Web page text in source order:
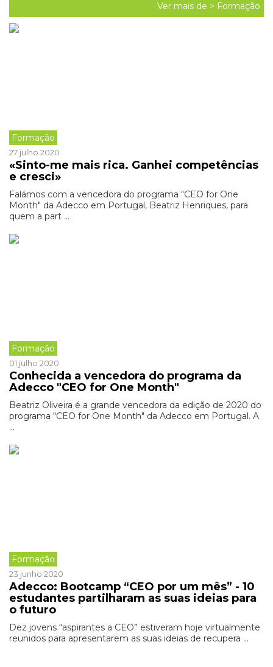
Ver mais de > Formação
Formação
27 julho 2020
«Sinto-me mais rica. Ganhei competências
e cresci»
Falámos com a vencedora do programa "CEO for One
Month" da Adecco em Portugal, Beatriz Henriques, para
quem a part ...
Formação
01 julho 2020
Conhecida a vencedora do programa da
Adecco "CEO for One Month"
Beatriz Oliveira é a grande vencedora da edição de 2020 do
programa "CEO for One Month" da Adecco em Portugal. A
...
Formação
23 junho 2020
Adecco: Bootcamp “CEO por um mês” - 10
estudantes partilharam as suas ideias para
o futuro
Dez jovens “aspirantes a CEO” estiveram hoje virtualmente
reunidos para apresentarem as suas ideias de recupera ...